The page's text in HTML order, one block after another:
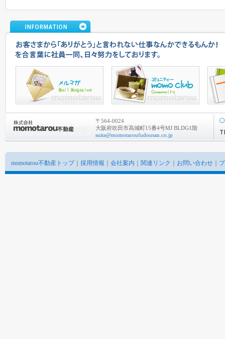
〒564-0024
大阪府吹田市高城町15番4号MJ BLDG1階
suita@momotaroufudousan.co.jp
momotarou不動産トップ｜ 採用情報 会社案内 関連リンク お問い合わせ